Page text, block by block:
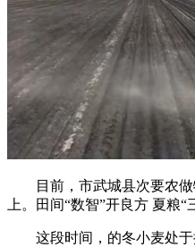
目前，市武城县次要农做
上。田间“数智”开良方 夏粮“
这段时间，的冬小麦处于